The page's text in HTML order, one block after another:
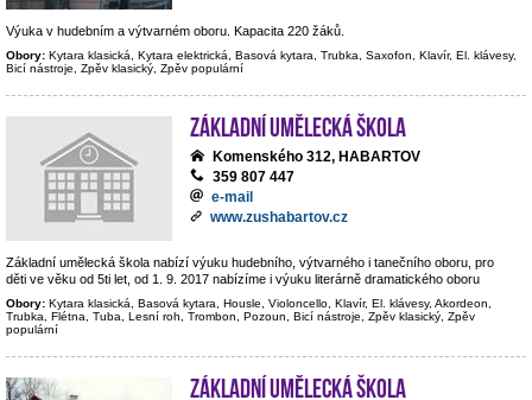
Výuka v hudebním a výtvarném oboru. Kapacita 220 žáků.
Obory: Kytara klasická, Kytara elektrická, Basová kytara, Trubka, Saxofon, Klavír, El. klávesy,
Bicí nástroje, Zpěv klasický, Zpěv populární
Základní umělecká škola
Komenského 312, HABARTOV
359 807 447
e-mail
www.zushabartov.cz
Základní umělecká škola nabízí výuku hudebního, výtvarného i tanečního oboru, pro
děti ve věku od 5ti let, od 1. 9. 2017 nabízíme i výuku literárně dramatického oboru
Obory: Kytara klasická, Basová kytara, Housle, Violoncello, Klavír, El. klávesy, Akordeon,
Trubka, Flétna, Tuba, Lesní roh, Trombon, Pozoun, Bicí nástroje, Zpěv klasický, Zpěv
populární
Základní umělecká škola